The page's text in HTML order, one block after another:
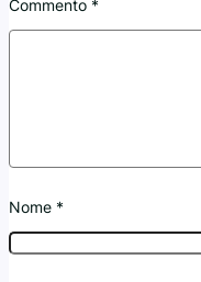
Commento *
Nome *